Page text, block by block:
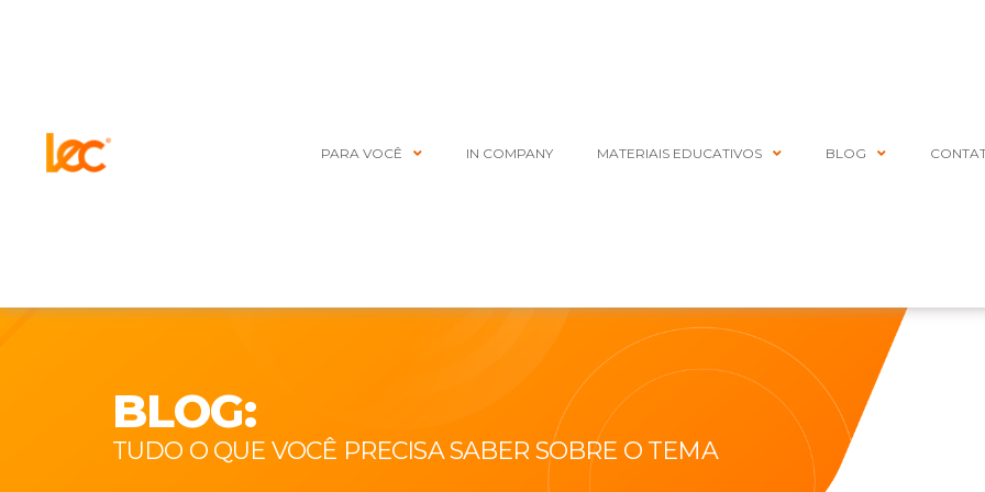
PARA VOCÊ IN COMPANY MATERIAIS EDUCATIVOS BLOG
BLOG:
TUDO O QUE VOCÊ PRECISA SABER SOBRE O TEMA